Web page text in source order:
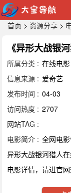
首页 > 资源分享 >
《异形大战银
所属分类 : 在线电影
信息来源 : 爱奇艺
发布时间 : 04-03
访问热度 : 2707
网站TAG :
电影简介 : 全网电
异形大战银河猎人
电影详情，请进官网